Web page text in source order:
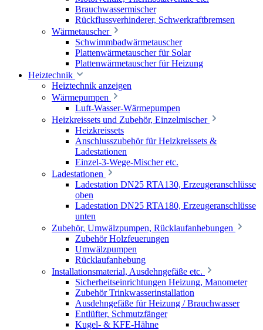
Brauchwassermischer
Rückflussverhinderer, Schwerkraftbremsen
Wärmetauscher
Schwimmbadwärmetauscher
Plattenwärmetauscher für Solar
Plattenwärmetauscher für Heizung
Heiztechnik
Heiztechnik anzeigen
Wärmepumpen
Luft-Wasser-Wärmepumpen
Heizkreissets und Zubehör, Einzelmischer
Heizkreissets
Anschlusszubehör für Heizkreissets &
Ladestationen
Einzel-3-Wege-Mischer etc.
Ladestationen
Ladestation DN25 RTA130, Erzeugeranschlüsse
oben
Ladestation DN25 RTA180, Erzeugeranschlüsse
unten
Zubehör, Umwälzpumpen, Rücklaufanhebungen
Zubehör Holzfeuerungen
Umwälzpumpen
Rücklaufanhebung
Installationsmaterial, Ausdehngefäße etc.
Sicherheitseinrichtungen Heizung, Manometer
Zubehör Trinkwasserinstallation
Ausdehngefäße für Heizung / Brauchwasser
Entlüfter, Schmutzfänger
Kugel- & KFE-Hähne